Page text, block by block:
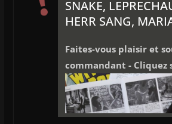
SNAKE,
HERR SANG,
Faites-vous plaisir et
commandant - Cliquez